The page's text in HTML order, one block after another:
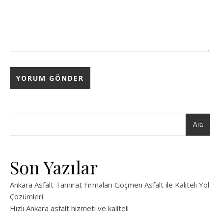
Ara
Son Yazılar
Ankara Asfalt Tamirat Firmaları Göçmen Asfalt ile Kaliteli Yol
Çözümleri
Hızlı Ankara asfalt hizmeti ve kaliteli